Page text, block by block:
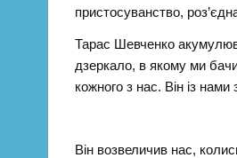
пристосуванство,
Тарас Шевченко
дзеркало, в якому ми
кожного з нас. Він iз
Він возвеличив нас,